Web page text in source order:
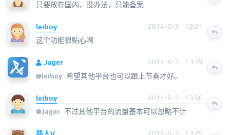
只要放在国内，没办法，只能备案
leiboy 2014-6-3 · 13:21
这个功能很贴心啊
Jager
2014-6-3 · 13:35
@ leiboy 希望其他平台也可以跟上节奏才好。
leiboy
2014-6-3 · 13:50
@Jager 不过其他平台的流量基本可以忽略不计
2014-6-3 · 13:29